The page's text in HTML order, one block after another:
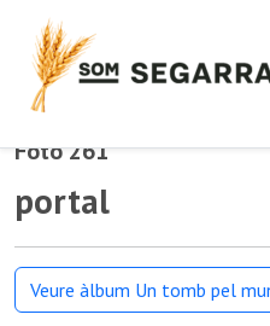
Foto 261
portal
Veure àlbum Un tomb pel